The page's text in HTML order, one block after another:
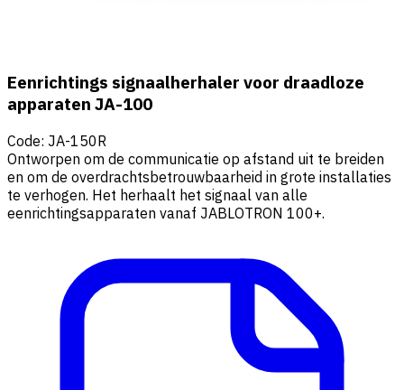
Eenrichtings signaalherhaler voor draadloze
apparaten JA-100
Code: JA-150R
Ontworpen om de communicatie op afstand uit te breiden
en om de overdrachtsbetrouwbaarheid in grote installaties
te verhogen. Het herhaalt het signaal van alle
eenrichtingsapparaten vanaf JABLOTRON 100+.